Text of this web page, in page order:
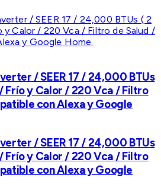
/ SEER 17 / 24,000 BTUs
Frío y Calor / 220 Vca / Filtro
con Alexa y Google
/ SEER 17 / 24,000 BTUs
Frío y Calor / 220 Vca / Filtro
con Alexa y Google